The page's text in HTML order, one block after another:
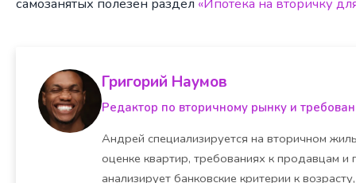
Григорий Наумов
Редактор по вторичному рынку и
Андрей специализируется на вторичном
оценке квартир, требованиях к продавцам и
анализирует банковские критерии к